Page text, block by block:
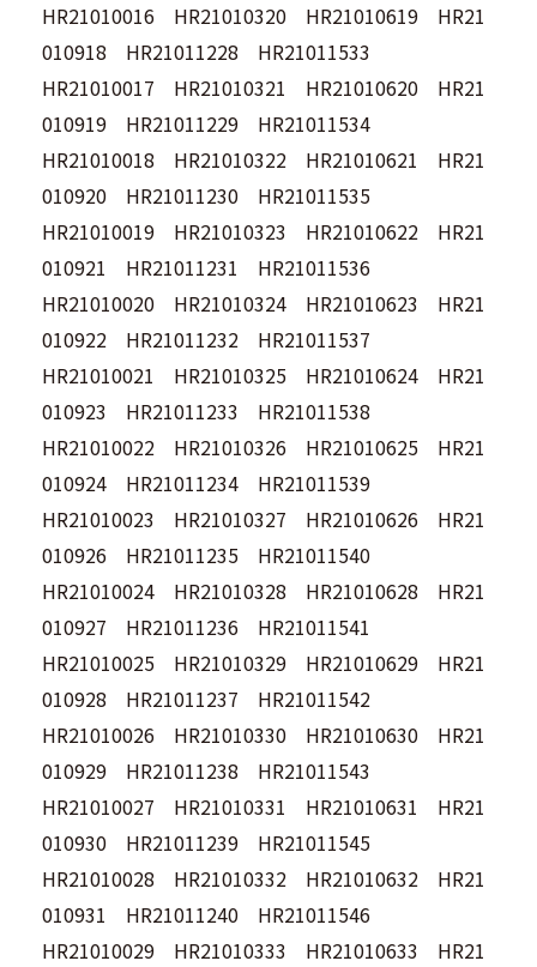
HR21010016 HR21010320 HR21010619 HR21
010918 HR21011228 HR21011533
HR21010017 HR21010321 HR21010620 HR21
010919 HR21011229 HR21011534
HR21010018 HR21010322 HR21010621 HR21
010920 HR21011230 HR21011535
HR21010019 HR21010323 HR21010622 HR21
010921 HR21011231 HR21011536
HR21010020 HR21010324 HR21010623 HR21
010922 HR21011232 HR21011537
HR21010021 HR21010325 HR21010624 HR21
010923 HR21011233 HR21011538
HR21010022 HR21010326 HR21010625 HR21
010924 HR21011234 HR21011539
HR21010023 HR21010327 HR21010626 HR21
010926 HR21011235 HR21011540
HR21010024 HR21010328 HR21010628 HR21
010927 HR21011236 HR21011541
HR21010025 HR21010329 HR21010629 HR21
010928 HR21011237 HR21011542
HR21010026 HR21010330 HR21010630 HR21
010929 HR21011238 HR21011543
HR21010027 HR21010331 HR21010631 HR21
010930 HR21011239 HR21011545
HR21010028 HR21010332 HR21010632 HR21
010931 HR21011240 HR21011546
HR21010029 HR21010333 HR21010633 HR21